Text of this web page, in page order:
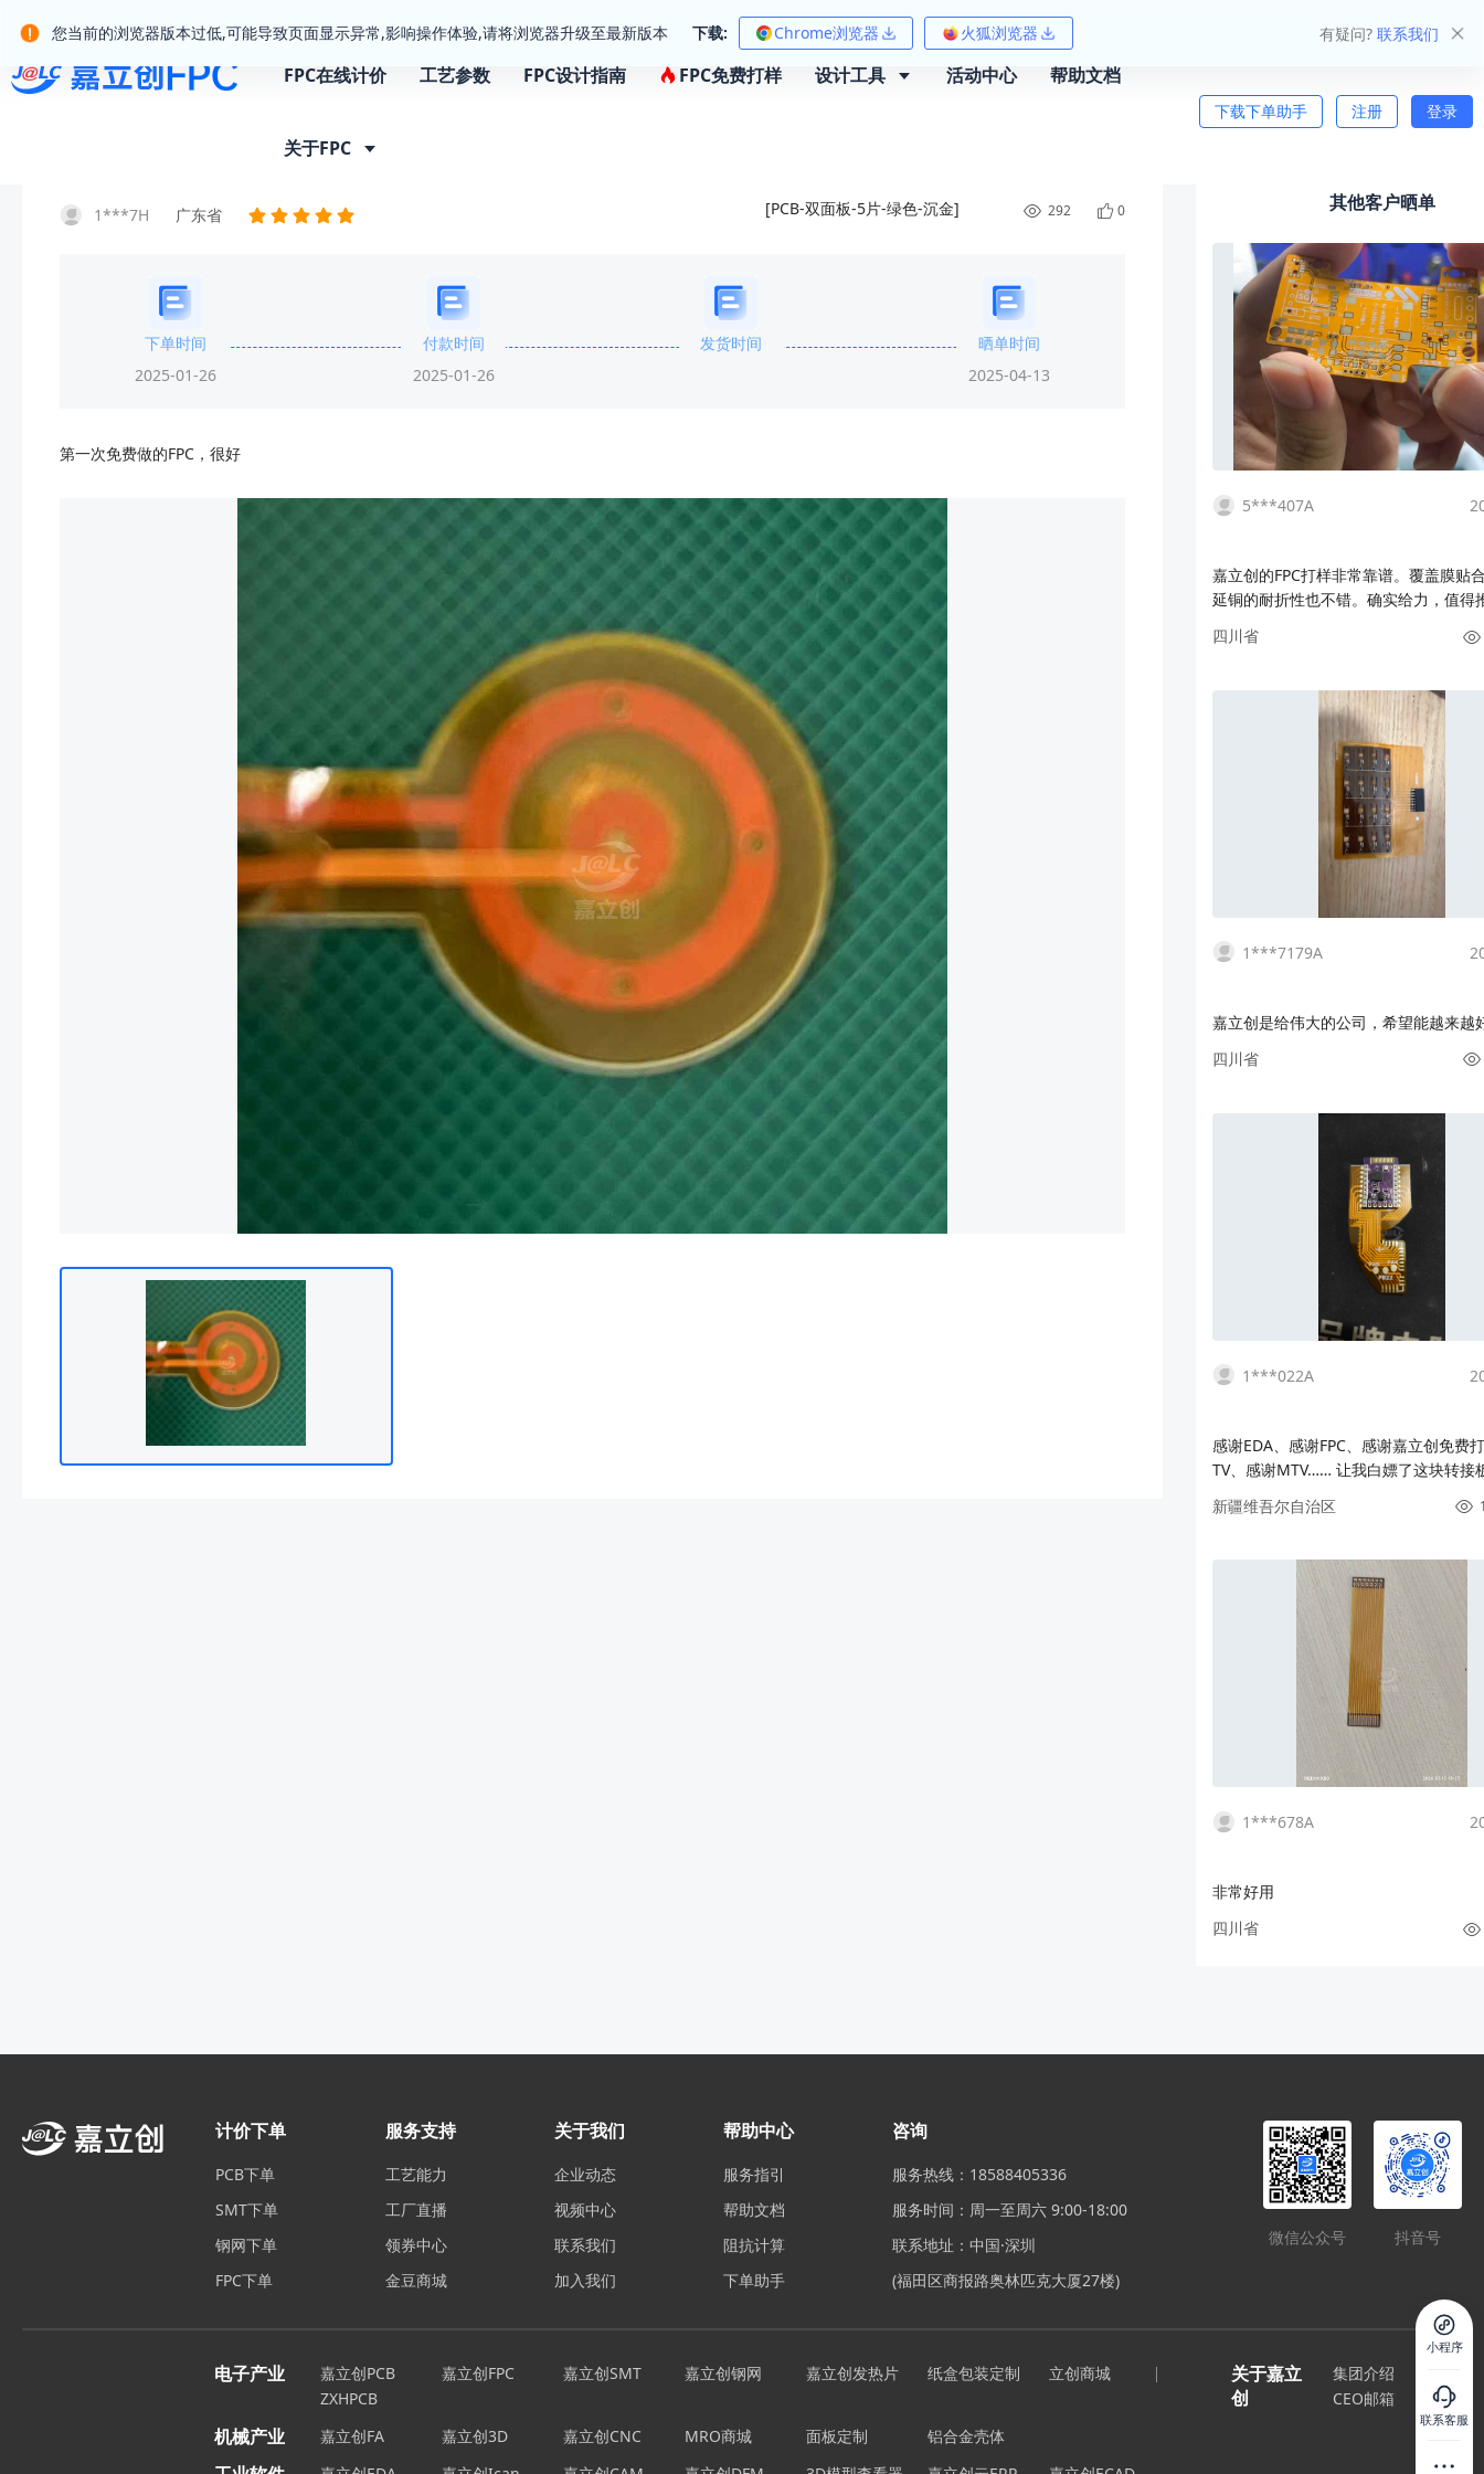
您当前的浏览器版本过低,可能导致页面显示异常,影响操作体验,请将浏览器升级至最新版本 下载: Chrome浏览器 火狐浏览器 有疑问? 联系我们
嘉立创产业服务站群
FPC在线计价 工艺参数 FPC设计指南 FPC免费打样 设计工具 活动中心 帮助文档
关于FPC
下载下单助手 注册 登录
小程序
联系客服
1***7H 广东省 [PCB-双面板-5片-绿色-沉金] 292 0
下单时间
2025-01-26
付款时间
2025-01-26
发货时间
晒单时间
2025-04-13
第一次免费做的FPC，很好
其他客户晒单
5***407A
嘉立创的FPC打样非常靠谱。覆盖膜贴
延铜的耐折性也不错。确实给力，值得
次在嘉立创继续打样
四川省
1***7179A
嘉立创是给伟大的公司，希望能越来越
四川省
1***022A
感谢EDA、感谢FPC、感谢嘉立创免费
TV、感谢MTV…… 让我白嫖了这块转接
前手上还有好些，买过某宝上12块包邮
递费到付就行了。 对了，我在不包邮区
新疆维吾尔自治区
1***678A
非常好用
四川省
计价下单
PCB下单
SMT下单
钢网下单
FPC下单
服务支持
工艺能力
工厂直播
领券中心
金豆商城
关于我们
企业动态
视频中心
联系我们
加入我们
帮助中心
服务指引
帮助文档
阻抗计算
下单助手
咨询
服务热线：18588405336
服务时间：周一至周六 9:00-18:00
联系地址：中国·深圳
(福田区商报路奥林匹克大厦27楼)
微信公众号 抖音号
电子产业 嘉立创PCB 嘉立创FPC 嘉立创SMT 嘉立创钢网 嘉立创发热片 纸盒包装定制
立创商城
ZXHPCB
关于嘉立
创
集团介绍
CEO邮箱
机械产业 嘉立创FA 嘉立创3D 嘉立创CNC MRO商城 面板定制 铝合金壳体